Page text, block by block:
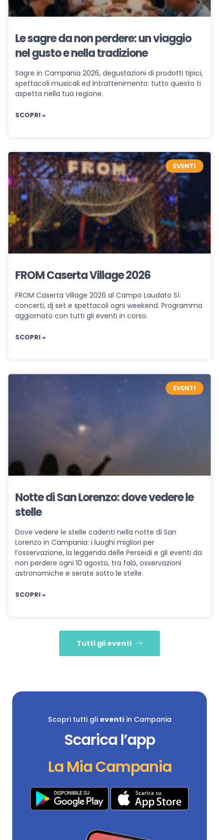
Le sagre da non perdere: un viaggio
nel gusto e nella tradizione
Sagre in Campania 2026, degustazioni di prodotti tipici,
spettacoli musicali ed intrattenimento: tutto questo ti
aspetta nella tua regione.
SCOPRI »
EVENTI
FROM Caserta Village 2026
FROM Caserta Village 2026 al Campo Laudato Sì:
concerti, dj set e spettacoli ogni weekend. Programma
aggiornato con tutti gli eventi in corso.
SCOPRI »
EVENTI
Notte di San Lorenzo: dove vedere le
stelle
Dove vedere le stelle cadenti nella notte di San
Lorenzo in Campania: i luoghi migliori per
l’osservazione, la leggenda delle Perseidi e gli eventi da
non perdere ogni 10 agosto, tra falò, osservazioni
astronomiche e serate sotto le stelle.
SCOPRI »
Tutti gli eventi
Scopri tutti gli eventiin Campania
Scarica l’app
La Mia Campania